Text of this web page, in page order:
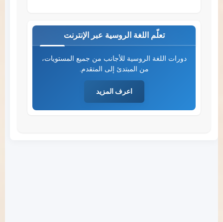
تعلّم اللغة الروسية عبر الإنترنت
دورات اللغة الروسية للأجانب من جميع المستويات،
من المبتدئ إلى المتقدم.
اعرف المزيد